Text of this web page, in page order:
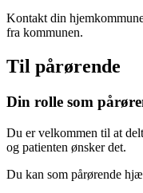
Kontakt din
fra kommunen.
Til pårørende
Din rolle som
Du er velkommen til at
og patienten ønsker det.
Du kan som pårørende